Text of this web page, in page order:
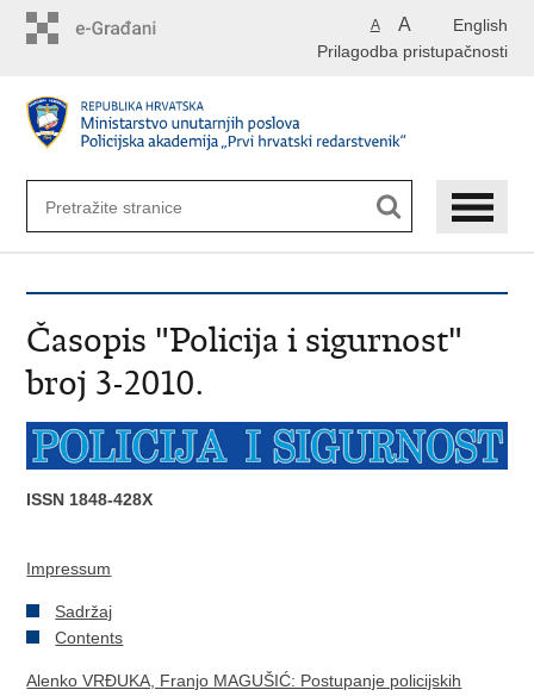
English
A A
Prilagodba pristupačnosti
Časopis "Policija i sigurnost"
broj 3-2010.
ISSN 1848-428X
Impressum
Sadržaj
Contents
Alenko VRĐUKA, Franjo MAGUŠIĆ: Postupanje policijskih